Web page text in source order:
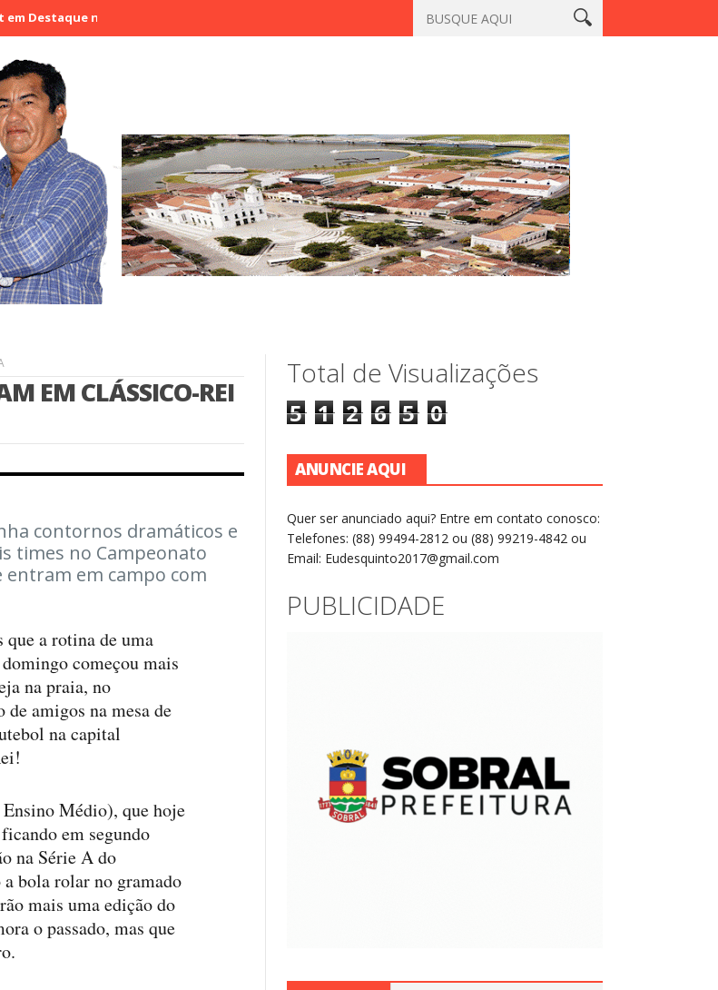
na I Feira de Artesãos e Produtores Rurais de Aracatiaçu, Sobral Vigilante é morto a tiros em laboratório no
EM CLÁSSICO-REI
contornos dramáticos e
times no Campeonato
entram em campo com
que a rotina de uma
começou mais
na praia, no
amigos na mesa de
na capital
Médio), que hoje
em segundo
na Série A do
bola rolar no gramado
mais uma edição do
o passado, mas que
Total de Visualizações
5 1 2 6 5 0
ANUNCIE AQUI
Quer ser anunciado aqui? Entre em contato conosco:
Telefones: (88) 99494-2812 ou (88) 99219-4842 ou
Email: Eudesquinto2017@gmail.com
PUBLICIDADE